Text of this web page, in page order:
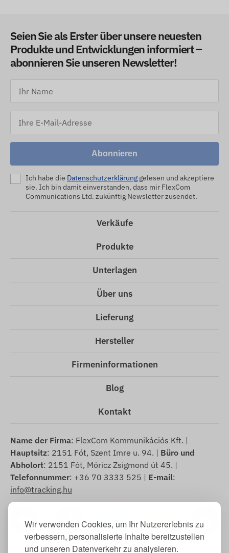
Wir verwenden Cookies, um Ihr Nutzererlebnis zu
verbessern, personalisierte Inhalte bereitzustellen
und unseren Datenverkehr zu analysieren.
Seien Sie als Erster über unsere neuesten
Produkte und Entwicklungen informiert –
abonnieren Sie unseren Newsletter!
Abonnieren
Ich habe die Datenschutzerklärung gelesen und akzeptiere
sie. Ich bin damit einverstanden, dass mir FlexCom
Communications Ltd. zukünftig Newsletter zusendet.
Verkäufe
Produkte
Unterlagen
Über uns
Lieferung
Hersteller
Firmeninformationen
Blog
Kontakt
Name der Firma: FlexCom Kommunikációs Kft. |
Hauptsitz: 2151 Fót, Szent Imre u. 94. | Büro und
Abholort: 2151 Fót, Móricz Zsigmond út 45. |
Telefonnummer: +36 70 3333 525 | E-mail:
info@tracking.hu